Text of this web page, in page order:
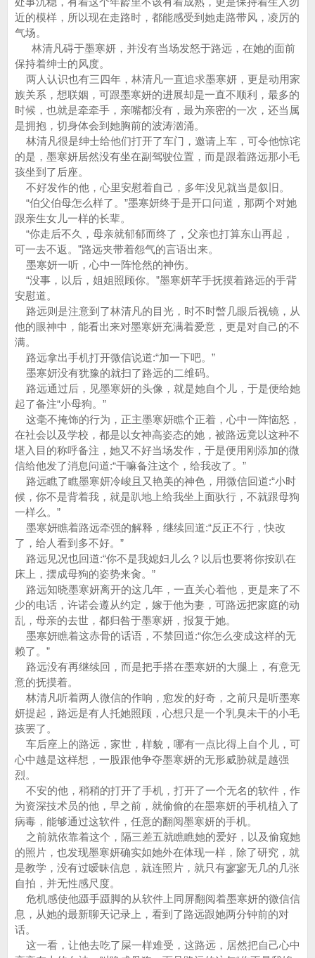
近的模样，所以现在走路时，都能感受到她走路带风，凌厉的
气场。
林清凡碍于墨寒妍，并没有当场发怒于路远，在她的面前
保持着绅士的风度。
两人认识也有三四年，林清凡一直追求墨寒妍，更是动用家
族关系，想联姻，可跟墨寒妍的进展却是一直不顺利，最多的
时候，也就是牵牵手，亲嘴都没有，最为亲密的一次，还当属
是拥抱，切身体会到她胸前的波涛汹涌。
林清凡很是绅士给他们打开了车门，邀请上车，可令他惊诧
的是，墨寒妍居然没有坐在副驾驶位置，而是跟着路远那小毛
孩坐到了后座。
不好发作的他，心里安慰着自己，多年没见就当是叙旧。
“伯父伯母怎么样了。”墨寒妍终于是开口问道，那两个对她
跟亲生女儿一样的长辈。
“你走后不久，母亲就郁郁而终了，父亲也打算东山再起，
可一去不返。”路远夹带着怨气的言语出来。
墨寒妍一听，心中一阵怆然的神伤。
“没事，以后，姐姐照顾你。”墨寒妍芊手抚摸着路远的手背
安慰道。
路远则是注意到了林清凡的目光，时不时暼几眼后视镜，从
他的眼神中，能看出来对墨寒妍充满着爱意，更是对自己的不
满。
路远拿出手机打开微信说道:“加一下吧。”
墨寒妍没有犹豫的就扫了路远的二维码。
路远通过后，见墨寒妍的头像，就是她自个儿，于是便给她
起了备注“小母狗。”
这毫不掩饰的行为，正主墨寒妍瞧个正着，心中一阵恼怒，
在社会以及学校，都是以女神高姿态的她，被路远竟以这种不
堪入目的称呼备注，她又不好当场发作，于是便用刚添加的微
信给他发了消息问道:“干嘛备注这个，给我改了。”
路远瞧了瞧墨寒妍冷峻且又艳美的神色，用微信回道:“小时
候，你不是背着我，就是趴地上给我坐上面驮行，不就跟母狗
一样么。”
墨寒妍瞧着路远牵强的解释，继续回道:“反正不行，快改
了，给人看到多不好。”
路远见况也回道:“你不是我媳妇儿么？以后也要将你按趴在
床上，摆成母狗的姿势来肏。”
路远知晓墨寒妍离开的这几年，一直关心着他，更是来了不
少的电话，许诺会遵从约定，嫁于他为妻，可路远把家庭的动
乱，母亲的去世，都归咎于墨寒妍，报复于她。
墨寒妍瞧着这赤骨的话语，不禁回道:“你怎么变成这样的无
赖了。”
路远没有再继续回，而是把手搭在墨寒妍的大腿上，有意无
意的抚摸着。
林清凡听着两人微信的作响，愈发的好奇，之前只是听墨寒
妍提起，路远是有人托她照顾，心想只是一个乳臭未干的小毛
孩罢了。
车后座上的路远，家世，样貌，哪有一点比得上自个儿，可
心中越是这样想，一股跟他争夺墨寒妍的无形威胁就是越强
烈。
不安的他，稍稍的打开了手机，打开了一个无名的软件，作
为资深技术员的他，早之前，就偷偷的在墨寒妍的手机植入了
病毒，能够通过这软件，任意的翻阅墨寒妍的手机。
之前就依靠着这个，隔三差五就瞧瞧她的爱好，以及偷窥她
的照片，也发现墨寒妍确实如她外在体现一样，除了研究，就
是教学，没有过暧昧信息，就连照片，就只有寥寥无几的几张
自拍，并无性感尺度。
危机感使他蹑手蹑脚的从软件上同屏翻阅着墨寒妍的微信信
息，从她的最新聊天记录上，看到了路远跟她两分钟前的对
话。
这一看，让他去吃了屎一样难受，这路远，居然把自己心中